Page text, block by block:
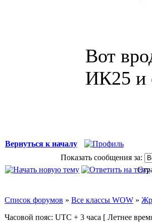
Вот
ИК25 и
Вернуться к началу
Показать сообщения за:
Список форумов » Все классы WOW »
Часовой пояс: UTC + 3 часа [ Летнее